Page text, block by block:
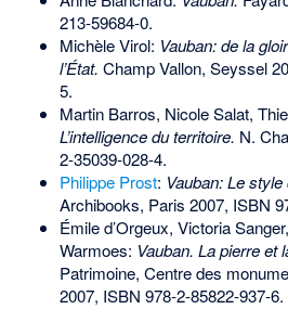
213-59684-0.
Michèle Virol: Vauban: de la
l’État. Champ Vallon, Seyssel
5.
Martin Barros, Nicole Salat,
L’intelligence du territoire. N.
2-35039-028-4.
Philippe Prost: Vauban: Le
Archibooks, Paris 2007, ISBN
Émile d’Orgeux, Victoria
Warmoes: Vauban. La pierre et
Patrimoine, Centre des
2007, ISBN 978-2-85822-937-6.